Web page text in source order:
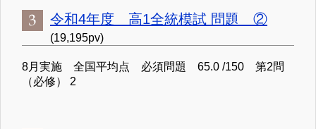
令和4年度 高1全統模試 問題 ②
(19,195pv)
8月実施 全国平均点 必須問題 65.0 /150 第2問
（必修） 2